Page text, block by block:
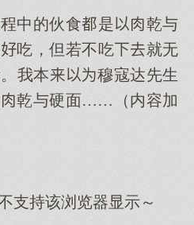
中的伙食是乾与
吃，但若不吃就无
我本穆寇达先生
乾与硬面……（内容加
支持该浏览器显示～